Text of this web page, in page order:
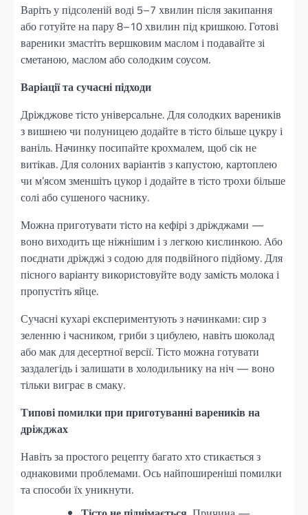
Варіть у підсоленій воді 5–7 хвилин після закипання
або готуйте на пару 8–10 хвилин під кришкою. Готові
вареники змастіть вершковим маслом і подавайте зі
сметаною, маслом або солодким соусом.
Варіації та сучасні підходи
Дріжджове тісто універсальне. Для солодких вареників
з вишнею чи полуницею додайте в тісто більше цукру і
ваніль. Начинку посипайте крохмалем, щоб сік не
витікав. Для солоних варіантів з капустою, картоплею
чи м’ясом зменшіть цукор і додайте в тісто трохи більше
солі або сушеного часнику.
Можна приготувати тісто на кефірі з дріжджами —
воно виходить ще ніжнішим і з легкою кислинкою. Або
поєднати дріжджі з содою для подвійного підйому. Для
пісного варіанту використовуйте воду замість молока і
пропустіть яйце.
Сучасні кухарі експериментують з начинками: сир з
зеленню і часником, гриби з цибулею, навіть шоколад
або мак для десертної версії. Тісто можна готувати
заздалегідь і залишати в холодильнику на ніч — воно
тільки виграє в смаку.
Типові помилки при приготуванні вареників на
дріжджах
Навіть за простого рецепту багато хто стикається з
однаковими проблемами. Ось найпоширеніші помилки
та способи їх уникнути.